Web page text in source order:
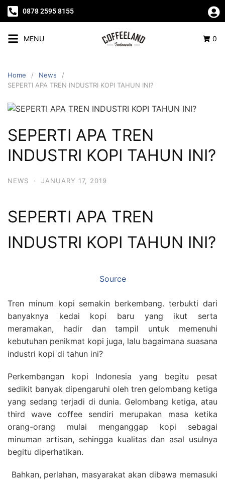
0878 2595 8155
MENU 0
Home
News
SEPERTI APA TREN INDUSTRI KOPI TAHUN INI?
SEPERTI APA TREN
INDUSTRI KOPI TAHUN INI?
NEWS · JANUARY 17, 2019
SEPERTI APA TREN
INDUSTRI KOPI TAHUN INI?
Source
Tren minum kopi semakin berkembang. terbukti dari
banyaknya kedai kopi baru yang ikut serta
meramakan, hadir dan tampil untuk memenuhi
kebutuhan penikmat kopi juga, lalu bagaimana suasana
industri kopi di tahun ini?
Perkembangan kopi Indonesia yang begitu pesat
sedikit banyak dipengaruhi oleh tren gelombang ketiga
yang sedang terjadi di dunia. Gelombang ketiga, atau
third wave coffee sendiri merupakan masa ketika
orang-orang mulai menganggap kopi sebagai
minuman artisan, sehingga kualitas dan asal usulnya
begitu diperhatikan.
Bahkan, perlahan, masyarakat akan dibawa memasuki